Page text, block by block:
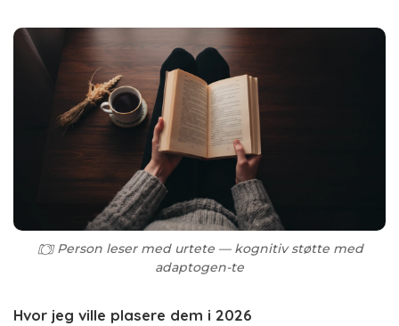
Person leser med urtete — kognitiv støtte med
adaptogen-te
Hvor jeg ville plasere dem i 2026